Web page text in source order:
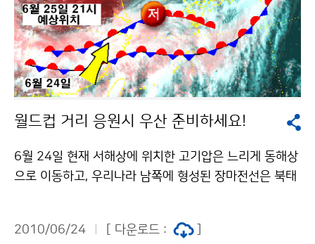
홍보하는 “갈매기를 찾아라!” 이벤트를 6월22일부터 6월
30일까지 실시한다. 웹 사이트에 숨어 있는 갈매기를 찾
아 기상청 블로그(http://blog.daum.net/kma_skylov
e)에 응모하면 10명을 추첨하여 소정의 상품권을 지급한
다. 문의 부산지방기상청 김연매 051-718-0328기상청
은 "공공누리" 출처표시-상업적이용금지 조건에 따라 이
월드컵 거리 응원시 우산 준비하세요!
6월 24일 현재 서해상에 위치한 고기압은 느리게 동해상
으로 이동하고, 우리나라 남쪽에 형성된 장마전선은 북태
도 남쪽먼바다에 위치한 장마전선 위에서 저기압이 발달
2010/06/24 [ 다운로드 :